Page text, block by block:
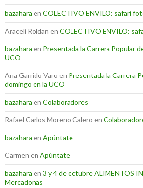
bazahara en COLECTIVO ENVILO: safari
Araceli Roldan en COLECTIVO ENVILO:
bazahara en Presentada la Carrera Popular
UCO
Ana Garrido Varo en Presentada la Carrera
domingo en la UCO
bazahara en Colaboradores
Rafael Carlos Moreno Calero en
bazahara en Apúntate
Carmen en Apúntate
bazahara en 3 y 4 de octubre ALIMENTOS
Mercadonas